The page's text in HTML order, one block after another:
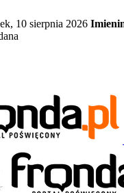
10 sierpnia 2026